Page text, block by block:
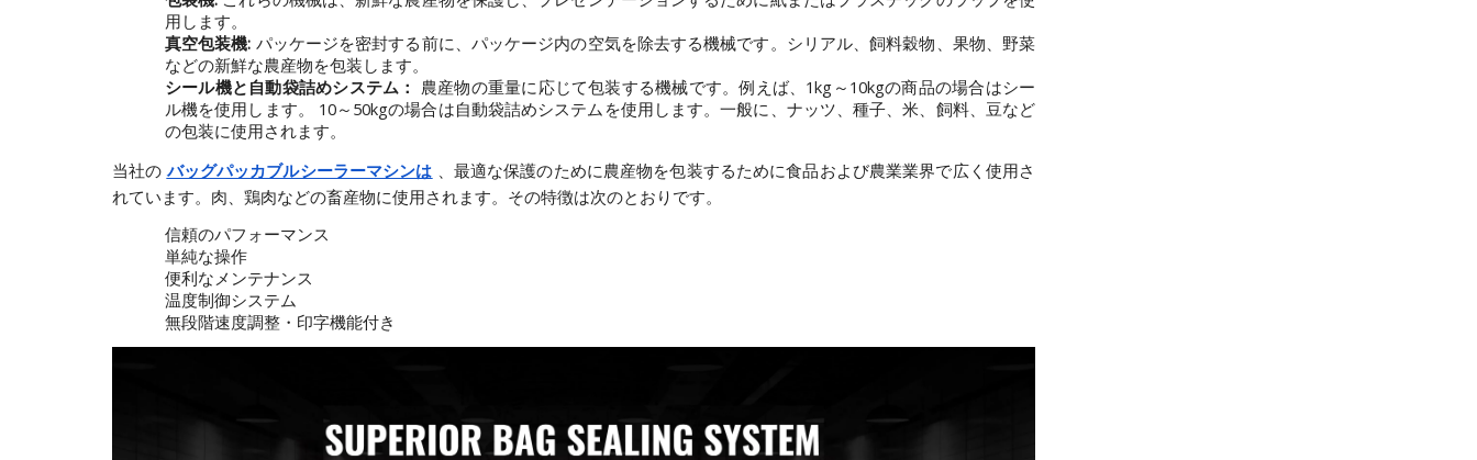
用します。
真空包装機: パッケージを密封する前に、パッケージ内の空気を除去する機械です。シリアル、飼料穀物、果物、野菜
などの新鮮な農産物を包装します。
シール機と自動袋詰めシステム： 農産物の重量に応じて包装する機械です。例えば、1kg～10kgの商品の場合はシー
ル機を使用します。 10～50kgの場合は自動袋詰めシステムを使用します。一般に、ナッツ、種子、米、飼料、豆など
の包装に使用されます。
当社の バッグパッカブルシーラーマシンは 、最適な保護のために農産物を包装するために食品および農業業界で広く使用さ
れています。肉、鶏肉などの畜産物に使用されます。その特徴は次のとおりです。
信頼のパフォーマンス
単純な操作
便利なメンテナンス
温度制御システム
無段階速度調整・印字機能付き